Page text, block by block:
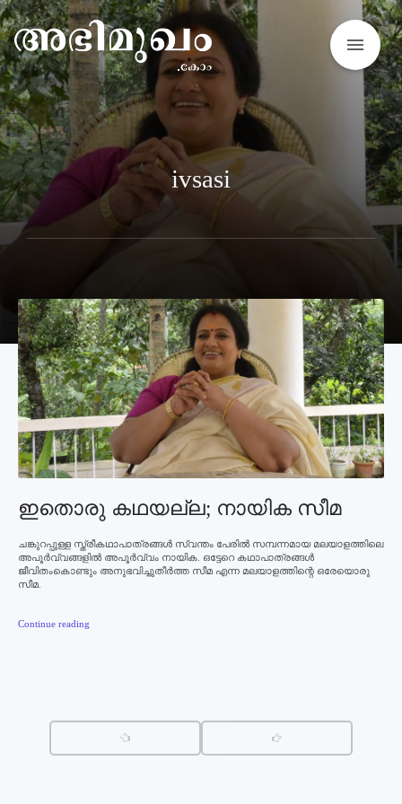
menu
ivsasi
ഇതൊരു കഥയല്ല; നായിക സീമ
ചങ്കുറപ്പുള്ള സ്ത്രീകഥാപാത്രങ്ങള്‍ സ്വന്തം പേരില്‍ സമ്പന്നമായ മലയാളത്തിലെ
അപൂര്‍വ്വങ്ങളില്‍ അപൂര്‍വ്വം നായിക. ഒട്ടേറെ കഥാപാത്രങ്ങള്‍
ജീവിതംകൊണ്ടും അനുഭവിച്ചുതീര്‍ത്ത സീമ എന്ന മലയാളത്തിന്റെ ഒരേയൊരു
സീമ.
Continue reading